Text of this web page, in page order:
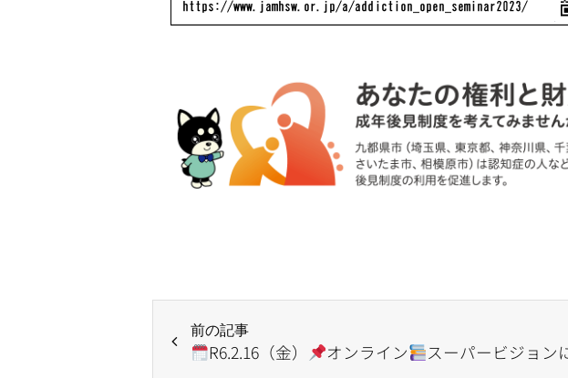
前の記事
R6.2.16（金） オンライン スーパービジョンについて～包摂社会をつくるうえでの支援環境づ